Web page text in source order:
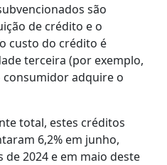
são
de crédito e o
custo do crédito é
terceira (por exemplo,
adquire o
total, estes créditos
6,2% em junho,
de 2024 e em maio deste